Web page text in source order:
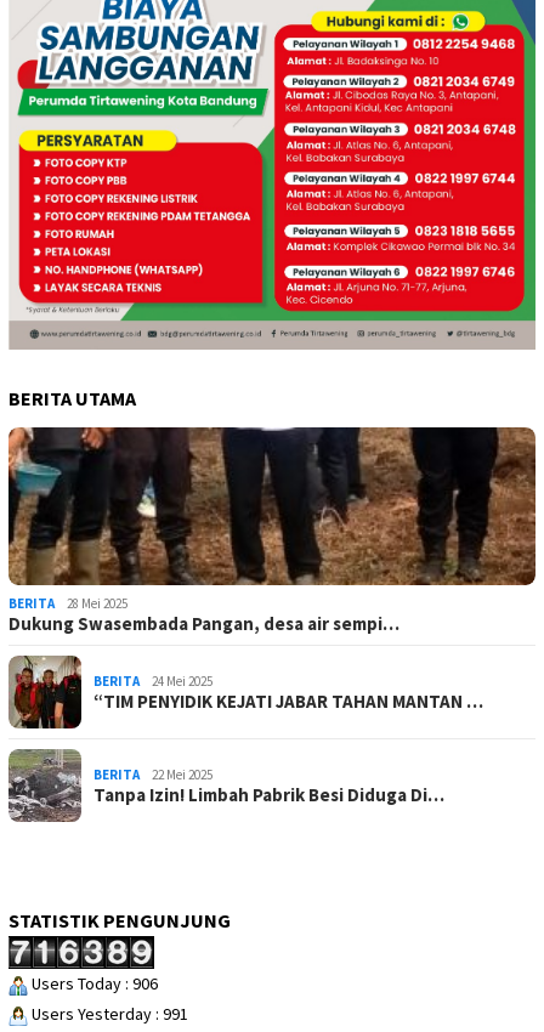
BERITA UTAMA
BERITA 28 Mei 2025
Dukung Swasembada Pangan, desa air sempi…
BERITA 24 Mei 2025
“TIM PENYIDIK KEJATI JABAR TAHAN MANTAN …
BERITA 22 Mei 2025
Tanpa Izin! Limbah Pabrik Besi Diduga Di…
STATISTIK PENGUNJUNG
Users Today : 906
Users Yesterday : 991